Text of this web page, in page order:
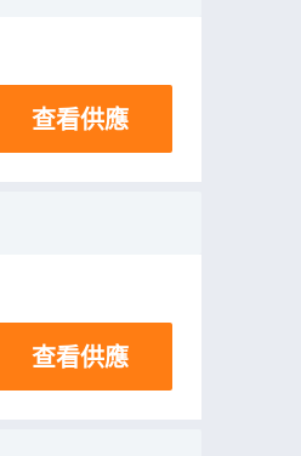
查看供應
查看供應